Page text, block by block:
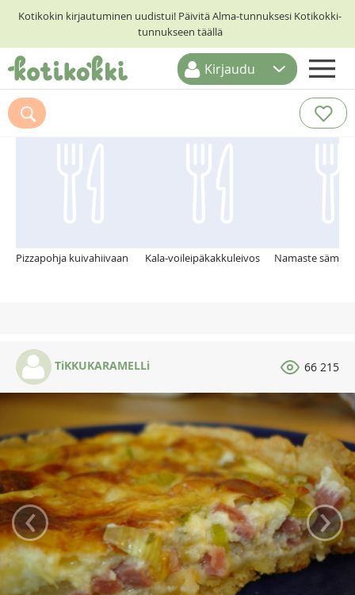
Kotikokin kirjautuminen uudistui! Päivitä Alma-tunnuksesi Kotikokki-
tunnukseen täällä
ETUSIVU
RESEPTIHAKU
Kirjaudu
Suosittelemme myös
Pizzapohja kuivahiivaan Kala-voileipäkakkuleivos Namaste
TiKKUKARAMELLi 66 215
‹ ›